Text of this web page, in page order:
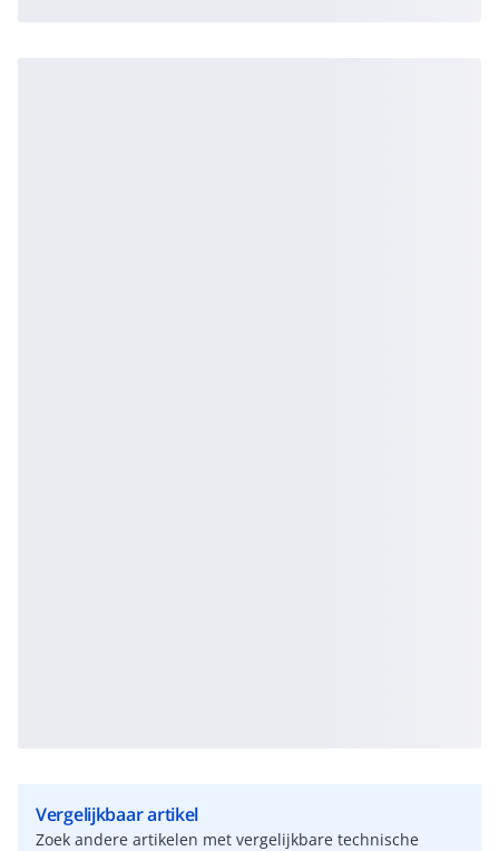
Vergelijkbaar artikel
Zoek andere artikelen met vergelijkbare technische